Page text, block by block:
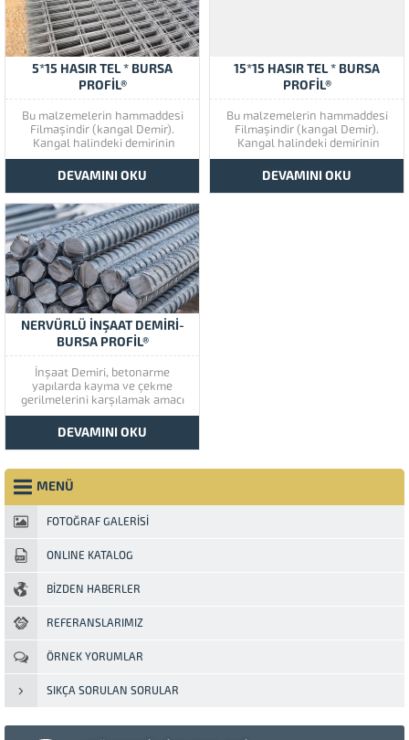
5*15 HASIR TEL * BURSA
PROFİL®
Bu malzemelerin hammaddesi
Filmaşindir (kangal Demir).
Kangal halindeki demirinin
soğuk çekme yolu ile fiziki
özellikleri değiştirilerek
çekilmesi ve doğrultulup
istenilen boylarda kesilmesi ile
mukavemeti arttırılmış nervürlü,
yüksek kaliteli çelik hasır
çubukları elde edilir. ÜRÜN VE
FİYAT BİLGİSİ İÇİN BİZLERİ
ARAYABİLİRSİNİZ.
DEVAMINI OKU
15*15 HASIR TEL * BURSA
PROFİL®
Bu malzemelerin hammaddesi
Filmaşindir (kangal Demir).
Kangal halindeki demirinin
soğuk çekme yolu ile fiziki
özellikleri değiştirilerek
çekilmesi ve doğrultulup
istenilen boylarda kesilmesi ile
DEVAMINI OKU
NERVÜRLÜ İNŞAAT DEMİRİ-
BURSA PROFİL®
İnşaat Demiri, betonarme
yapılarda kayma ve çekme
gerilmelerini karşılamak amacı
ile beton içine konulan, özel
şekillendirilmiş çeliğe inşaat
demiri denir. Standart olarak 12
metre boyunda üretilir.
Yüzeyindeki nervürler soğukta
burularak imal edilir. Betonun
mukavemetini arttırmak için
kullanılan çıkıntılı bir demirdir....
DEVAMINI OKU
MENÜ
FOTOĞRAF GALERİSİ
ONLINE KATALOG
BİZDEN HABERLER
REFERANSLARIMIZ
ÖRNEK YORUMLAR
SIKÇA SORULAN SORULAR